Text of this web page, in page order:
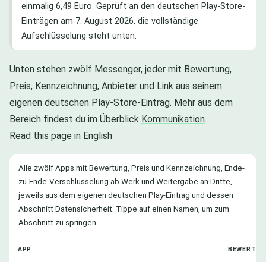
einmalig 6,49 Euro. Geprüft an den deutschen Play-Store-
Einträgen am 7. August 2026, die vollständige
Aufschlüsselung steht unten.
Unten stehen zwölf Messenger, jeder mit Bewertung,
Preis, Kennzeichnung, Anbieter und Link aus seinem
eigenen deutschen Play-Store-Eintrag. Mehr aus dem
Bereich findest du im Überblick Kommunikation.
Read this page in English
Alle zwölf Apps mit Bewertung, Preis und Kennzeichnung, Ende-
zu-Ende-Verschlüsselung ab Werk und Weitergabe an Dritte,
jeweils aus dem eigenen deutschen Play-Eintrag und dessen
Abschnitt Datensicherheit. Tippe auf einen Namen, um zum
Abschnitt zu springen.
APP